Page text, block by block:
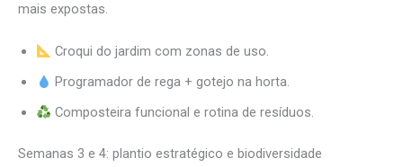
mais expostas.
Croqui do jardim com zonas de uso.
Programador de rega + gotejo na horta.
Composteira funcional e rotina de resíduos.
Semanas 3 e 4: plantio estratégico e biodiversidade